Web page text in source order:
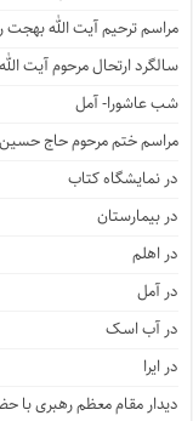
مراسم ترحیم آیت الله بهجت
سالگرد ارتحال مرحوم آیت
شب عاشورا- آمل
مراسم ختم مرحوم حاج حسین
در نمایشگاه کتاب
در بیمارستان
در اهلم
در آمل
در آب اسک
در ایرا
دیدار مقام معظم رهبری با